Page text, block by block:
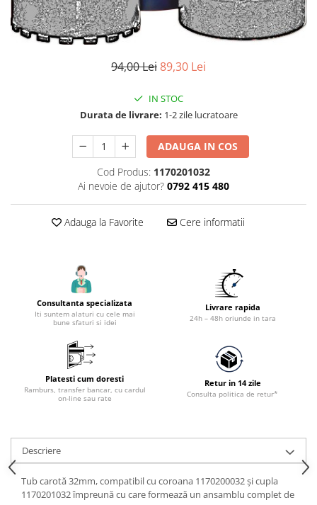
Pistolete sudura MIG/MAG
Pistolete sudura TIG/WIG
Accesorii sudura in puncte
Accesorii taiere cu plasma
Accesorii tras tabla-tinichigerie
auto
Butelii gaz
Grupuri de racire cu lichid
Generatoare electrice
Generatoare Insonorizate
Generatoare Industriale
Generatoare Digitale
Generatoare pentru sudare
Accesorii generatoare
Generatoare de curent continuu
Statii de alimentare portabile
94,00 Lei89,30 Lei
IN STOC
Durata de livrare: 1-2 zile lucratoare
ADAUGA IN COS
Cod Produs: 1170201032
Ai nevoie de ajutor? 0792 415 480
Adauga la Favorite Cere informatii
Consultanta specializata
Iti suntem alaturi cu cele mai
bune sfaturi si idei
Livrare rapida
24h – 48h oriunde in tara
Platesti cum doresti
Ramburs, transfer bancar, cu cardul
on-line sau rate
Retur in 14 zile
Consulta politica de retur*
Descriere
Tub carotă 32mm, compatibil cu coroana 1170200032 și cupla
1170201032 împreună cu care formează un ansamblu complet de